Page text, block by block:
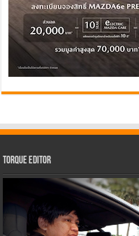
Torque Editor